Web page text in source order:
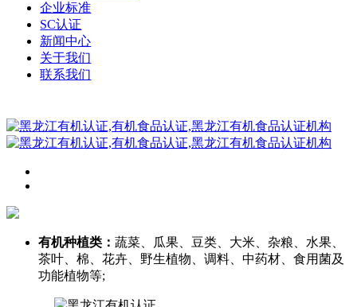
企业标准
SC认证
新闻中心
关于我们
联系我们
有机种植类： 蔬菜、瓜果、豆类、大米、杂粮、水果、
茶叶、棉、花卉、野生植物、调料、中药材、食用菌及
功能植物等;